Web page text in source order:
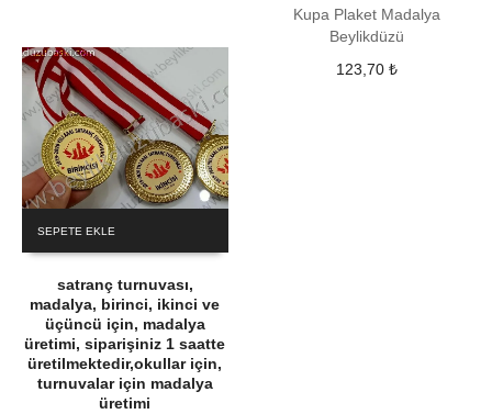
Kupa Plaket Madalya
Beylikdüzü
123,70₺
SEPETE EKLE
satranç turnuvası,
madalya, birinci, ikinci ve
üçüncü için, madalya
üretimi, siparişiniz 1 saatte
üretilmektedir,okullar için,
turnuvalar için madalya
üretimi